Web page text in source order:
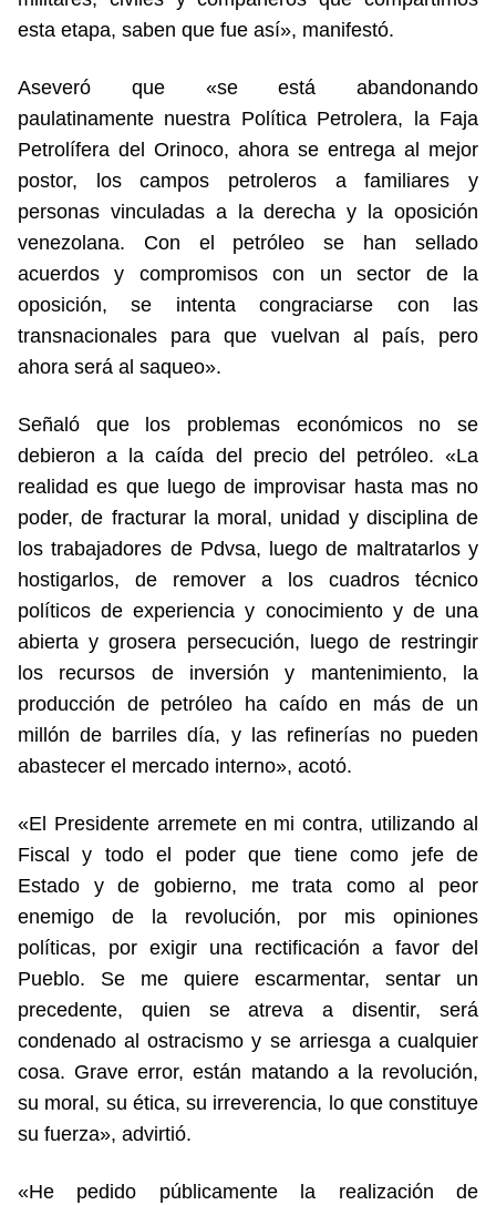
esta etapa, saben que fue así», manifestó.
Aseveró que «se está abandonando
paulatinamente nuestra Política Petrolera, la Faja
Petrolífera del Orinoco, ahora se entrega al mejor
postor, los campos petroleros a familiares y
personas vinculadas a la derecha y la oposición
venezolana. Con el petróleo se han sellado
acuerdos y compromisos con un sector de la
oposición, se intenta congraciarse con las
transnacionales para que vuelvan al país, pero
ahora será al saqueo».
Señaló que los problemas económicos no se
debieron a la caída del precio del petróleo. «La
realidad es que luego de improvisar hasta mas no
poder, de fracturar la moral, unidad y disciplina de
los trabajadores de Pdvsa, luego de maltratarlos y
hostigarlos, de remover a los cuadros técnico
políticos de experiencia y conocimiento y de una
abierta y grosera persecución, luego de restringir
los recursos de inversión y mantenimiento, la
producción de petróleo ha caído en más de un
millón de barriles día, y las refinerías no pueden
abastecer el mercado interno», acotó.
«El Presidente arremete en mi contra, utilizando al
Fiscal y todo el poder que tiene como jefe de
Estado y de gobierno, me trata como al peor
enemigo de la revolución, por mis opiniones
políticas, por exigir una rectificación a favor del
Pueblo. Se me quiere escarmentar, sentar un
precedente, quien se atreva a disentir, será
condenado al ostracismo y se arriesga a cualquier
cosa. Grave error, están matando a la revolución,
su moral, su ética, su irreverencia, lo que constituye
su fuerza», advirtió.
«He pedido públicamente la realización de